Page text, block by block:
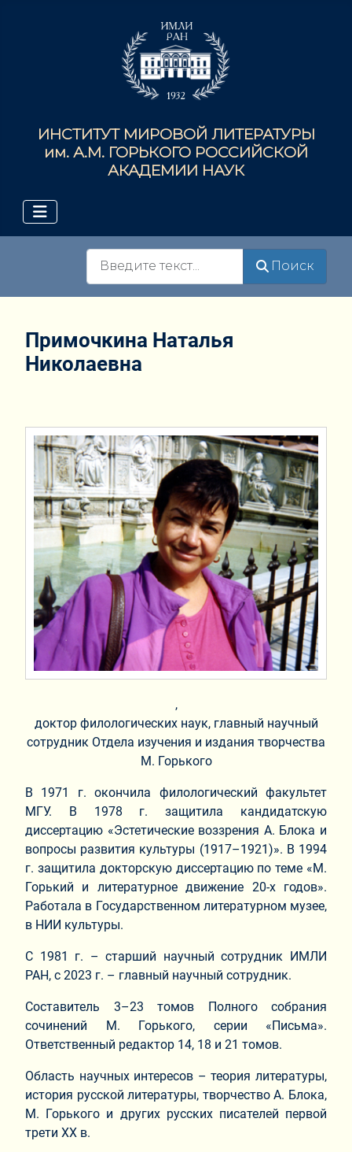
ИНСТИТУТ МИРОВОЙ ЛИТЕРАТУРЫ
им. А.М. ГОРЬКОГО РОССИЙСКОЙ
АКАДЕМИИ НАУК
Поиск
Примочкина Наталья
Николаевна
,
доктор филологических наук, главный научный
сотрудник Отдела изучения и издания творчества
М. Горького
В 1971 г. окончила филологический факультет
МГУ. В 1978 г. защитила кандидатскую
диссертацию «Эстетические воззрения А. Блока и
вопросы развития культуры (1917–1921)». В 1994
г. защитила докторскую диссертацию по теме «М.
Горький и литературное движение 20-х годов».
Работала в Государственном литературном музее,
в НИИ культуры.
С 1981 г. – старший научный сотрудник ИМЛИ
РАН, с 2023 г. – главный научный сотрудник.
Составитель 3–23 томов Полного собрания
сочинений М. Горького, серии «Письма».
Ответственный редактор 14, 18 и 21 томов.
Область научных интересов – теория литературы,
история русской литературы, творчество А. Блока,
М. Горького и других русских писателей первой
трети ХХ в.